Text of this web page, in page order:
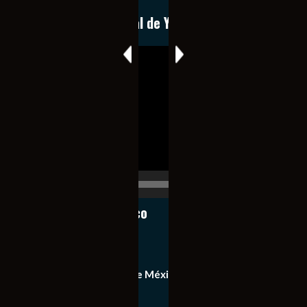
Conoce nuestro canal de YouTube
Notiexpress de México
Equipo de Notiexpress de México